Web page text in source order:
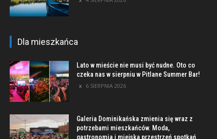
Dla mieszkańca
Lato w mieście nie musi być nudne. Oto co
czeka nas w sierpniu w Pitlane Summer Bar!
6 SIERPNIA 2026
Galeria Dominikańska zmienia się wraz z
potrzebami mieszkańców. Moda,
gastronomia i miejska przestrzeń spotkań